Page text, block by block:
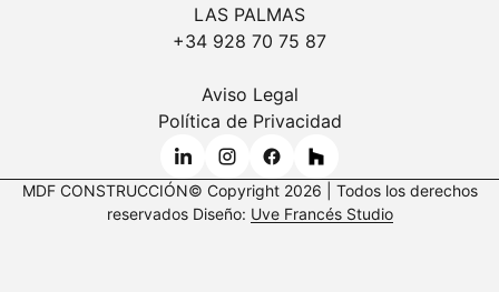
LAS PALMAS
+34 928 70 75 87
Aviso Legal
Política de Privacidad
MDF CONSTRUCCIÓN© Copyright 2026 | Todos los derechos
reservados Diseño: Uve Francés Studio